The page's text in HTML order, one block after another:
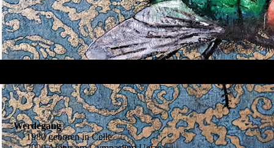
Werdegang
- 1980 geboren in Celle